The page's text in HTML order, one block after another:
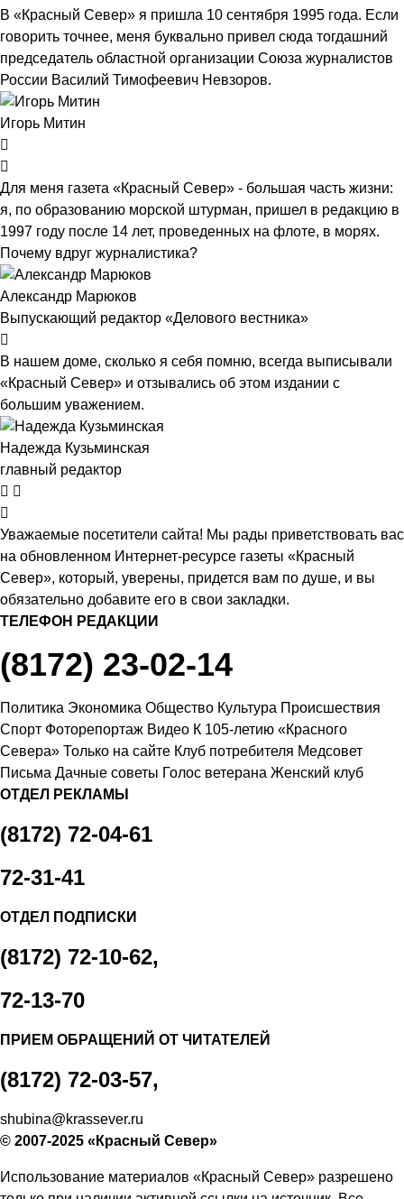
В «Красный Север» я пришла 10 сентября 1995 года. Если
говорить точнее, меня буквально привел сюда тогдашний
председатель областной организации Союза журналистов
России Василий Тимофеевич Невзоров.
Игорь Митин
Для меня газета «Красный Север» - большая часть жизни:
я, по образованию морской штурман, пришел в редакцию в
1997 году после 14 лет, проведенных на флоте, в морях.
Почему вдруг журналистика?
Александр Марюков
Выпускающий редактор «Делового вестника»
В нашем доме, сколько я себя помню, всегда выписывали
«Красный Север» и отзывались об этом издании с
большим уважением.
Надежда Кузьминская
главный редактор
Уважаемые посетители сайта! Мы рады приветствовать вас
на обновленном Интернет-ресурсе газеты «Красный
Север», который, уверены, придется вам по душе, и вы
обязательно добавите его в свои закладки.
ТЕЛЕФОН РЕДАКЦИИ
(8172) 23-02-14
Политика Экономика Общество Культура Происшествия
Спорт Фоторепортаж Видео К 105-летию «Красного
Севера» Только на сайте Клуб потребителя Медсовет
Письма Дачные советы Голос ветерана Женский клуб
ОТДЕЛ РЕКЛАМЫ
(8172) 72-04-61
72-31-41
ОТДЕЛ ПОДПИСКИ
(8172) 72-10-62,
72-13-70
ПРИЕМ ОБРАЩЕНИЙ ОТ ЧИТАТЕЛЕЙ
(8172) 72-03-57,
shubina@krassever.ru
© 2007-2025 «Красный Север»
Использование материалов «Красный Север» разрешено